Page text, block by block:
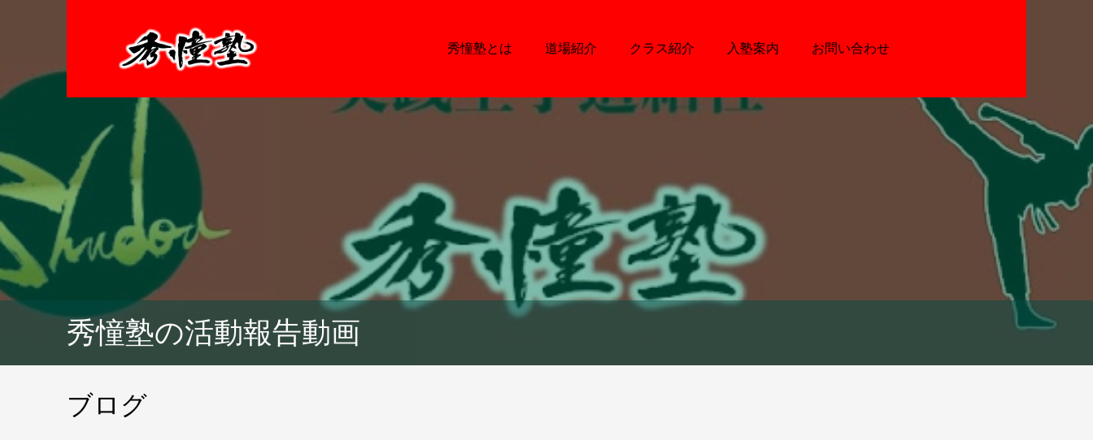
秀憧塾とは 道場紹介 クラス紹介 入塾案内 お問い合わせ
秀憧塾の活動報告動画
ブログ